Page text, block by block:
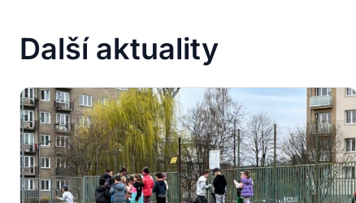
Další aktuality